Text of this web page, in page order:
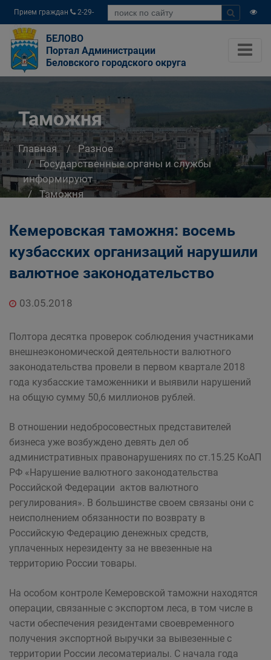
Прием граждан
2-29-
04
БЕЛОВО
Портал Администрации
Беловского городского округа
Таможня
Главная
Разное
Государственные органы и службы
информируют
Таможня
Кемеровская таможня: восемь
кузбасских организаций нарушили
валютное законодательство
03.05.2018
Полтора десятка проверок соблюдения участниками
внешнеэкономической деятельности валютного
законодательства провели в первом квартале 2018
года кузбасские таможенники и выявили нарушений
на общую сумму 50,6 миллионов рублей.
В отношении недобросовестных представителей
бизнеса уже возбуждено девять дел об
административных правонарушениях по ст.15.25 КоАП
РФ «Нарушение валютного законодательства
Российской Федерации актов валютного
регулирования». В большинстве своем связаны они с
неисполнением обязанности по возврату в
Российскую Федерацию денежных средств,
уплаченных нерезиденту за не ввезенные на
территорию России товары.
На особом контроле Кемеровской таможни находятся
операции, связанные с экспортом леса, в том числе в
части обеспечения резидентами своевременного
получения экспортной выручки за вывезенные с
территории России лесоматериалы. С начала года